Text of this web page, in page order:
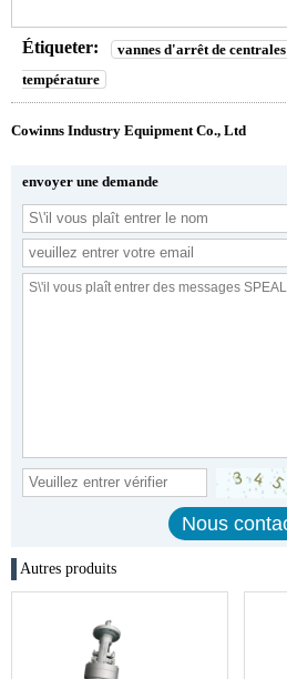
Étiqueter: vannes d'arrêt de centrales
température
Cowinns Industry Equipment Co., Ltd
envoyer une demande
Autres produits